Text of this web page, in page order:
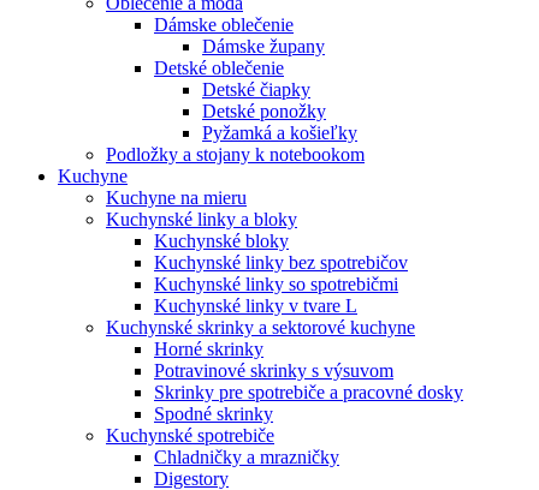
Dámske oblečenie
Dámske župany
Detské oblečenie
Detské čiapky
Detské ponožky
Pyžamká a košieľky
Podložky a stojany k notebookom
Kuchyne
Kuchyne na mieru
Kuchynské linky a bloky
Kuchynské bloky
Kuchynské linky bez spotrebičov
Kuchynské linky so spotrebičmi
Kuchynské linky v tvare L
Kuchynské skrinky a sektorové kuchyne
Horné skrinky
Potravinové skrinky s výsuvom
Skrinky pre spotrebiče a pracovné dosky
Spodné skrinky
Kuchynské spotrebiče
Chladničky a mrazničky
Digestory